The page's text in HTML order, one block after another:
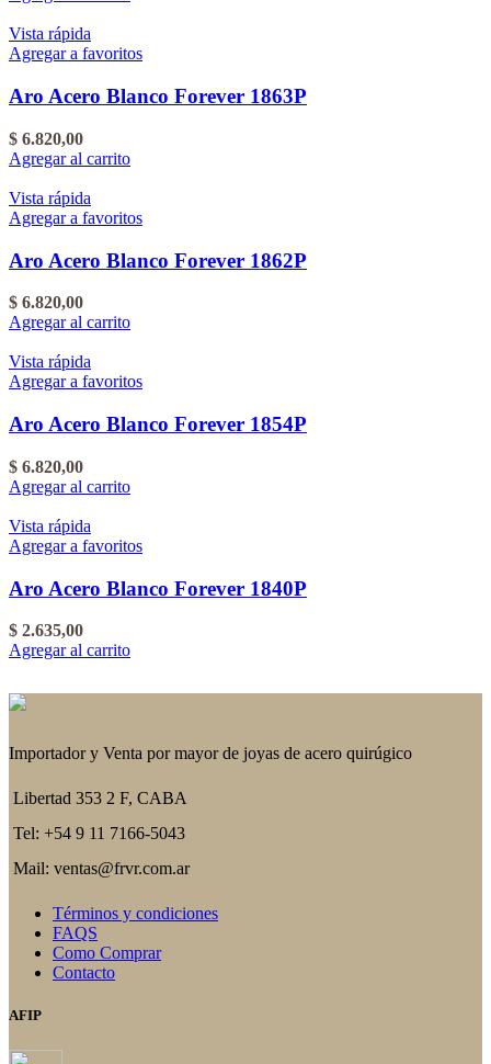
Vista rápida
Agregar a favoritos
Aro Acero Blanco Forever 1863P
$ 6.820,00
Agregar al carrito
Vista rápida
Agregar a favoritos
Aro Acero Blanco Forever 1862P
$ 6.820,00
Agregar al carrito
Vista rápida
Agregar a favoritos
Aro Acero Blanco Forever 1854P
$ 6.820,00
Agregar al carrito
Vista rápida
Agregar a favoritos
Aro Acero Blanco Forever 1840P
$ 2.635,00
Agregar al carrito
Importador y Venta por mayor de joyas de acero quirúgico
Libertad 353 2 F, CABA
Tel: +54 9 11 7166-5043
Mail: ventas@frvr.com.ar
Términos y condiciones
FAQS
Como Comprar
Contacto
AFIP